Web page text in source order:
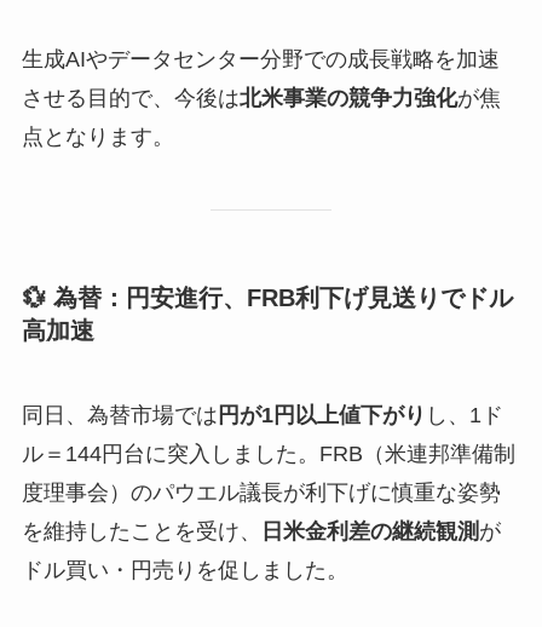
生成AIやデータセンター分野での成長戦略を加速
させる目的で、今後は北米事業の競争力強化が焦
点となります。
💱 為替：円安進行、FRB利下げ見送りでドル
高加速
同日、為替市場では 円が1円以上値下がり し、1ド
ル＝144円台に突入しました。FRB（米連邦準備制
度理事会）のパウエル議長が利下げに慎重な姿勢
を維持したことを受け、
日米金利差の継続観測 が
ドル買い・円売りを促しました。